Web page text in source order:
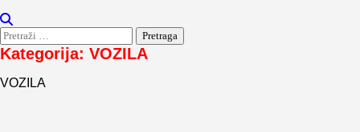
Pretraga:
Kategorija: VOZILA
VOZILA